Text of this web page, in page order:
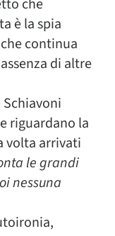
che
è la spia
continua
di altre
riguardano la
volta arrivati
le grandi
nessuna